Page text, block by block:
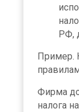
РФ,
Пример.
Фирма
налога